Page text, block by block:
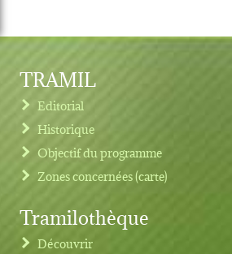
TRAMIL
Editorial
Historique
Objectif du programme
Zones concernées (carte)
Tramilothèque
Découvrir